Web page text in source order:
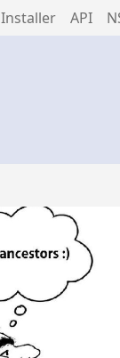
Installer API